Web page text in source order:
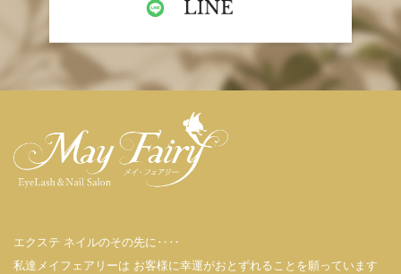
エクステ ネイルのその先に‥‥
私達メイフェアリーは お客様に幸運がおとずれることを願っています